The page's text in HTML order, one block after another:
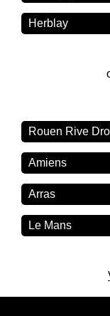
Herblay
Rouen Rive
Amiens
Arras
Le Mans